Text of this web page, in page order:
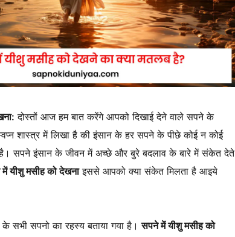
दोस्तों आज हम बात करेंगे आपको दिखाई देने वाले सपने के
शास्त्र में लिखा है की इंसान के हर सपने के पीछे कोई न कोई
है। सपने इंसान के जीवन में अच्छे और बुरे बदलाव के बारे में संकेत देते
यीशु मसीह को देखनाइससे आपको क्या संकेत मिलता है आइये
सभी सपनो का रहस्य बताया गया है।सपने में यीशु मसीह को